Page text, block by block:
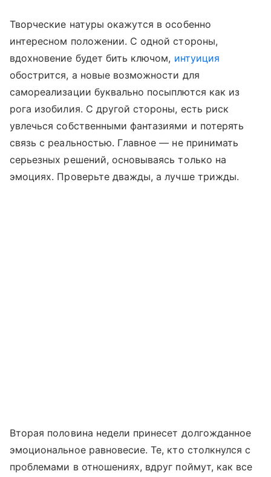
Творческие натуры окажутся в особенно
интересном положении. С одной стороны,
вдохновение будет бить ключом, интуиция
обострится, а новые возможности для
самореализации буквально посыплются как из
рога изобилия. С другой стороны, есть риск
увлечься собственными фантазиями и потерять
связь с реальностью. Главное — не принимать
серьезных решений, основываясь только на
эмоциях. Проверьте дважды, а лучше трижды.
Вторая половина недели принесет долгожданное
эмоциональное равновесие. Те, кто столкнулся с
проблемами в отношениях, вдруг поймут, как все